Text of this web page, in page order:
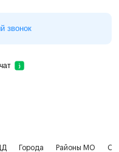
звонок
Написать в чат
Города Районы МО